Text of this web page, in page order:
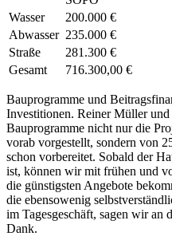
Wasser
200.000 €
Abwasser 235.000 €
Straße
281.300 €
Gesamt
716.300,00 €
Bauprogramme und
Investitionen. Reiner Müller
Bauprogramme nicht nur die
vorab vorgestellt, sondern von
schon vorbereitet. Sobald der
ist, können wir mit frühen und
die günstigsten Angebote
die ebensowenig
im Tagesgeschäft, sagen wir an
Dank.